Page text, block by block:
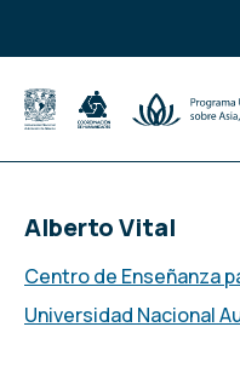
Alberto Vital
Centro de Enseñanza
Universidad Nacional